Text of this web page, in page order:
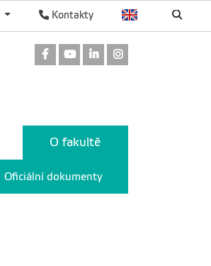
Kontakty
Odkaz na Facebook
Odkaz na Youtube
Odkaz na LinkedIn
O fakultě
Oficiální dokumenty